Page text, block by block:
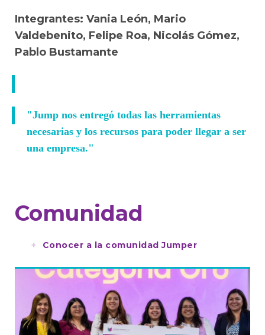
Integrantes: Vania León, Mario
Valdebenito, Felipe Roa, Nicolás Gómez,
Pablo Bustamante
"Jump nos entregó todas las herramientas
necesarias y los recursos para poder llegar a ser
una empresa."
Comunidad
Conocer a la comunidad Jumper